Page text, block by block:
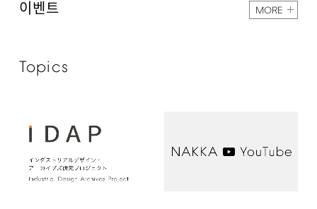
이벤트 MORE
Topics